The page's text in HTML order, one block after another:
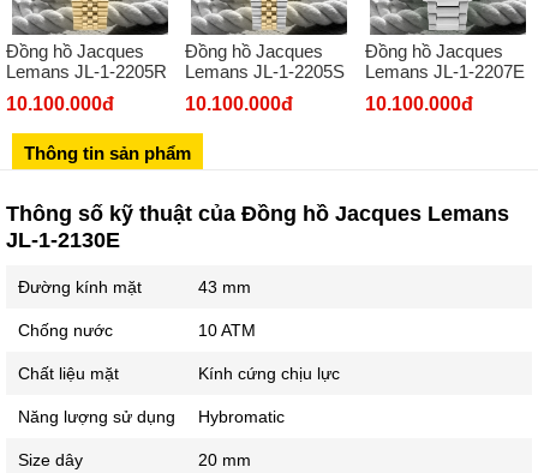
02432127660
Số 273 Nguyễn Văn Cừ - Long Biên - Hà Nội
02439392490
Showroom 86: BH9A-SP.9A-63 Vinhomes Ocean Park 1, Dương
Đồng hồ Jacques
Lemans JL-1-2205R
10.100.000đ
Đồng hồ Jacques
Lemans JL-1-2205S
10.100.000đ
Đồng hồ Jacques
Lemans JL-1-2207E
10.100.000đ
Thông tin sản phẩm
Thông số kỹ thuật của Đồng hồ Jacques Lemans
JL-1-2130E
Đường kính mặt 43 mm
Chống nước 10 ATM
Chất liệu mặt Kính cứng chịu lực
Năng lượng sử dụng Hybromatic
Size dây 20 mm